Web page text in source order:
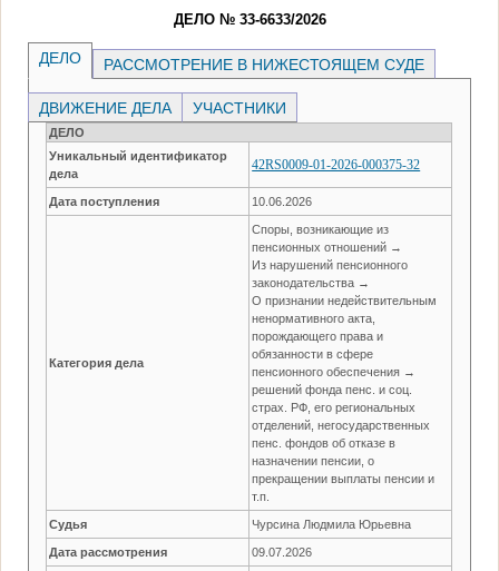
ДЕЛО № 33-6633/2026
ДЕЛО РАССМОТРЕНИЕ В НИЖЕСТОЯЩЕМ СУДЕ
ДВИЖЕНИЕ ДЕЛА УЧАСТНИКИ
ДЕЛО
Уникальный идентификатор
дела
42RS0009-01-2026-000375-32
Дата поступления 10.06.2026
Категория дела
Споры, возникающие из
пенсионных отношений →
Из нарушений пенсионного
законодательства →
О признании недействительным
ненормативного акта,
порождающего права и
обязанности в сфере
пенсионного обеспечения →
решений фонда пенс. и соц.
страх. РФ, его региональных
отделений, негосударственных
пенс. фондов об отказе в
назначении пенсии, о
прекращении выплаты пенсии и
т.п.
Судья Чурсина Людмила Юрьевна
Дата рассмотрения 09.07.2026